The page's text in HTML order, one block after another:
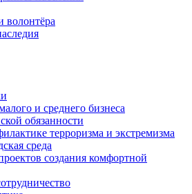
волонтёра
и среднего бизнеса
обязанности
терроризма и экстремизма
среда
создания комфортной